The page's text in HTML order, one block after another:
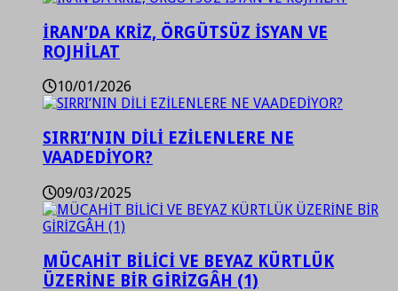
İRAN’DA KRİZ, ÖRGÜTSÜZ İSYAN VE
ROJHİLAT
10/01/2026
SIRRI’NIN DİLİ EZİLENLERE NE
VAADEDİYOR?
09/03/2025
MÜCAHİT BİLİCİ VE BEYAZ KÜRTLÜK
ÜZERİNE BİR GİRİZGÂH (1)